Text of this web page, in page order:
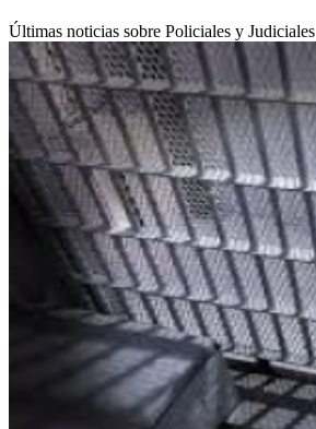
Últimas noticias sobre Policiales y Judiciales